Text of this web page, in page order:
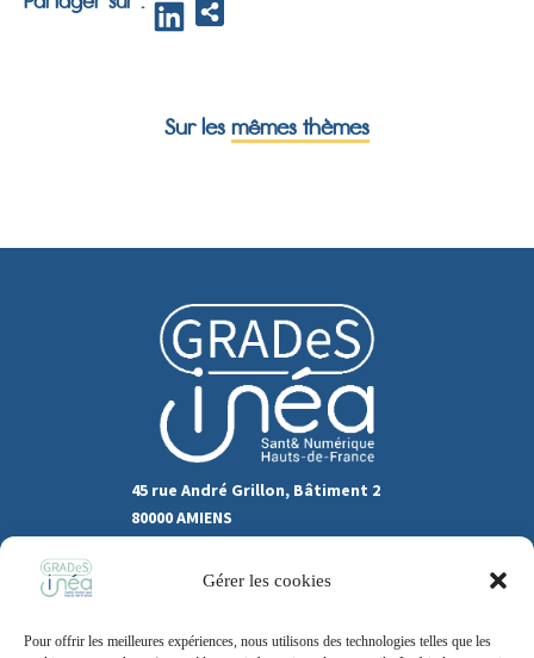
Gérer les cookies
Pour offrir les meilleures expériences, nous utilisons des technologies telles que les
Sur les mêmes thèmes
45 rue André Grillon, Bâtiment 2
80000 AMIENS